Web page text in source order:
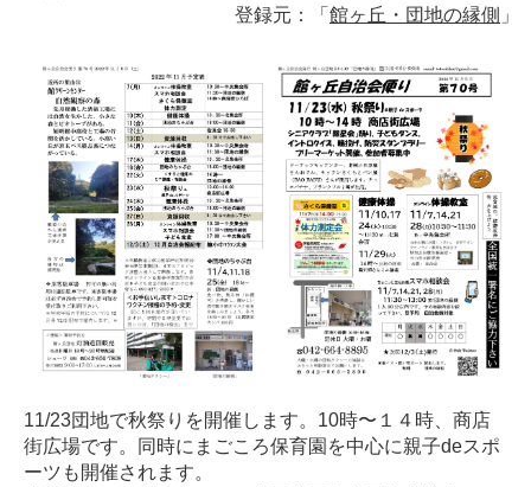
登録元：「 館ヶ丘・団地の縁側 」
11/23団地で秋祭りを開催します。10時〜１４時、商店
街広場です。同時にまごころ保育園を中心に親子deスポ
ーツも開催されます。